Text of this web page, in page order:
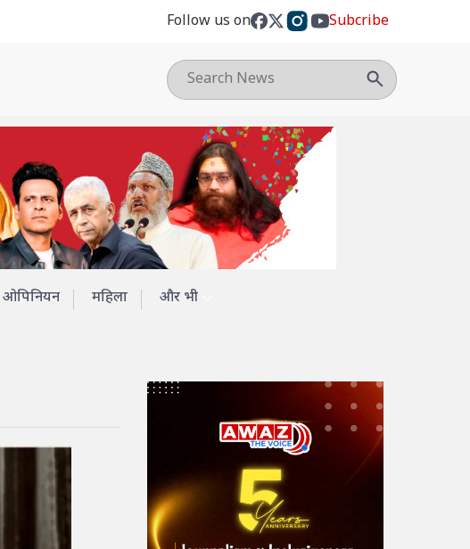
Follow us on Subcribe
ओपिनियन महिला और भी